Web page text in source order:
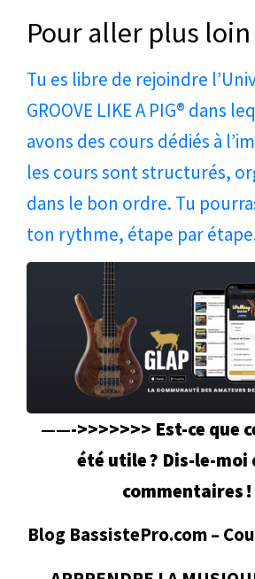
Pour aller plus loin
Tu es libre de rejoindre
GROOVE LIKE A PIG® dans
avons des cours dédiés à
les cours sont structurés,
dans le bon ordre. Tu
ton rythme, étape par
——->>>>>>> Est-ce que
été utile ? Dis-le-moi
commentaires !
Blog BassistePro.com –